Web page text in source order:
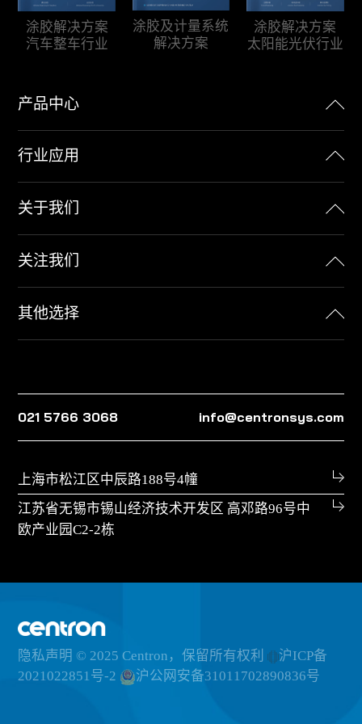
产品中心
行业应用
关于我们
关注我们
其他选择
涂胶解决方案
汽车整车行业
涂胶及计量系统
解决方案
涂胶解决方案
太阳能光伏行业
021 5766 3068 info@centronsys.com
上海市松江区中辰路188号4幢
江苏省无锡市锡山经济技术开发区 高邓路96号中
欧产业园C2-2栋
隐私声明 © 2025 Centron，保留所有权利
沪ICP备
2021022851号-2
沪公网安备31011702890836号